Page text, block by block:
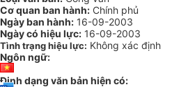
Cơ quan ban hành: Chính phủ
Ngày ban hành: 16-09-2003
Ngày có hiệu lực: 16-09-2003
Tình trạng hiệu lực: Không xác định
Ngôn ngữ:
Định dạng văn bản hiện có: